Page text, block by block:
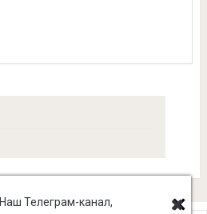
Наш Телеграм-канал,